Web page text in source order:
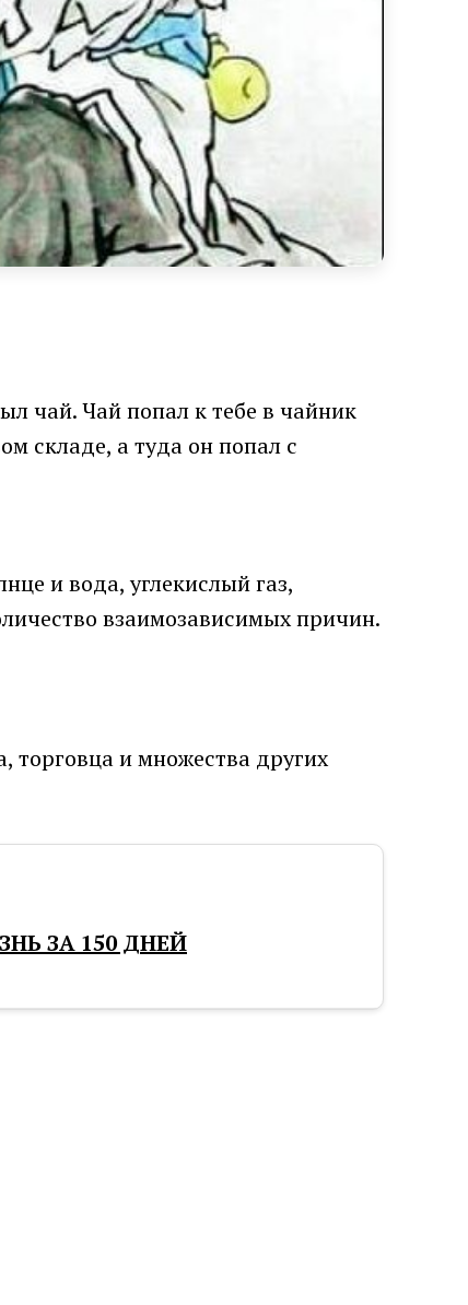
чай. Чай попал к тебе в чайник
складе, а туда он попал с
и вода, углекислый газ,
взаимозависимых причин.
торговца и множества других
ЗА 150 ДНЕЙ